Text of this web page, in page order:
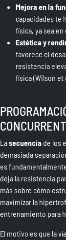
Mejora en la
capacidades te
física, ya sea
Estética y
favorece el
resistencia
física (Wilson et
Lasecuenciade los
demasiada
es
deja la resistencia
más sobre cómo
maximizar la
entrenamiento para
El motivo es que la